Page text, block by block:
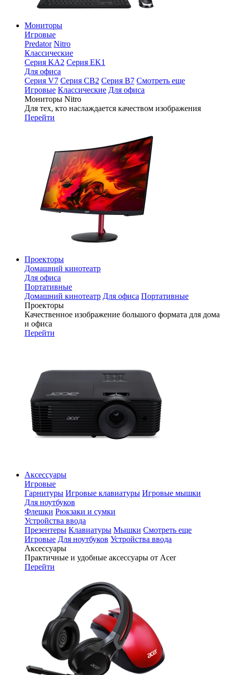
Мониторы
Игровые
Predator Nitro
Классические
Серия KA2 Серия EK1
Для офиса
Серия V7 Серия CB2 Серия B7 Смотреть еще
Игровые Классические Для офиса
Мониторы Nitro
Для тех, кто наслаждается качеством изображения
Перейти
Проекторы
Домашний кинотеатр
Для офиса
Портативные
Домашний кинотеатр Для офиса Портативные
Проекторы
Качественное изображение большого формата для дома
и офиса
Перейти
Аксессуары
Игровые
Гарнитуры Игровые клавиатуры Игровые мышки
Для ноутбуков
Флешки Рюкзаки и сумки
Устройства ввода
Презентеры Клавиатуры Мышки Смотреть еще
Игровые Для ноутбуков Устройства ввода
Аксессуары
Практичные и удобные аксессуары от Acer
Перейти